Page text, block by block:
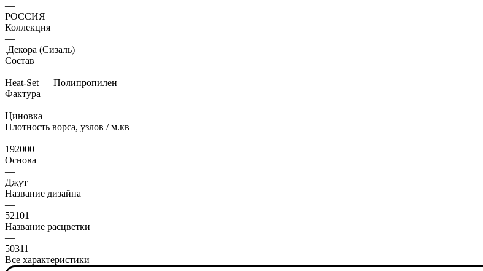
—
РОССИЯ
Коллекция
—
.Декора (Сизаль)
Состав
—
Heat-Set — Полипропилен
Фактура
—
Циновка
Плотность ворса, узлов / м.кв
—
192000
Основа
—
Джут
Название дизайна
—
52101
Название расцветки
—
50311
Все характеристики